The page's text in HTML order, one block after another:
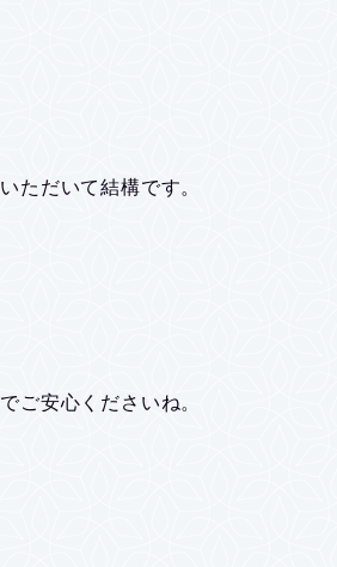
ただいて結構です。
ご安心くださいね。